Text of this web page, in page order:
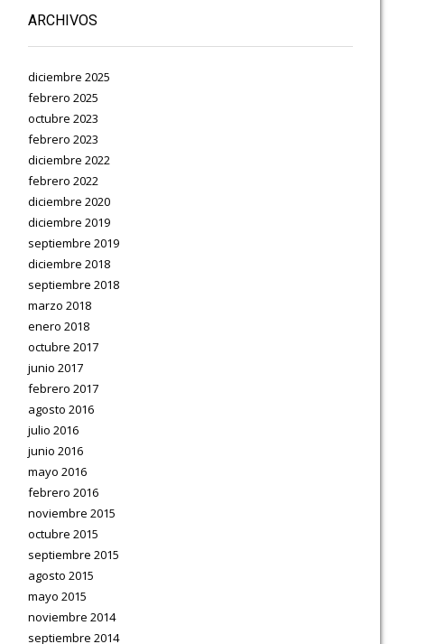
ARCHIVOS
diciembre 2025
febrero 2025
octubre 2023
febrero 2023
diciembre 2022
febrero 2022
diciembre 2020
diciembre 2019
septiembre 2019
diciembre 2018
septiembre 2018
marzo 2018
enero 2018
octubre 2017
junio 2017
febrero 2017
agosto 2016
julio 2016
junio 2016
mayo 2016
febrero 2016
noviembre 2015
octubre 2015
septiembre 2015
agosto 2015
mayo 2015
noviembre 2014
septiembre 2014